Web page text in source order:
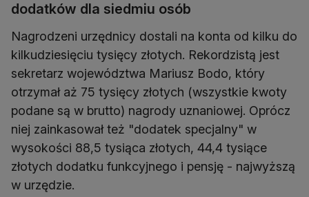
dodatków dla siedmiu osób
Nagrodzeni urzędnicy dostali na konta od kilku do
kilkudziesięciu tysięcy złotych. Rekordzistą jest
sekretarz województwa Mariusz Bodo, który
otrzymał aż 75 tysięcy złotych (wszystkie kwoty
podane są w brutto) nagrody uznaniowej. Oprócz
niej zainkasował też "dodatek specjalny" w
wysokości 88,5 tysiąca złotych, 44,4 tysiące
złotych dodatku funkcyjnego i pensję - najwyższą
w urzędzie.